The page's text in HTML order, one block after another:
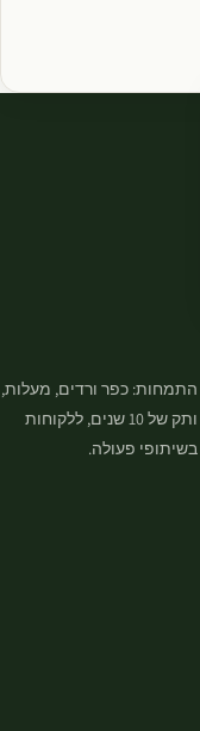
התמחות: כפר ורדים, מעלות,
כל המושבים והישובים בגליל המערבי. משרד בעל ותק של 10 שנים, ללקוחות
פעולה.